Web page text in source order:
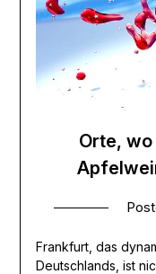
Orte,
Frankfurt, das
Deutschlands, ist